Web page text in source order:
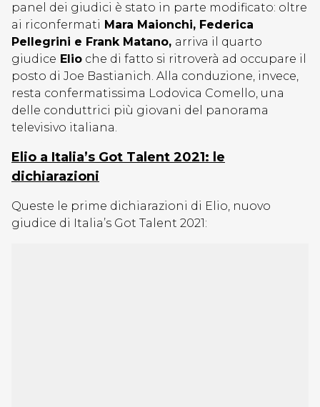
panel dei giudici è stato in parte modificato: oltre
ai riconfermati Mara Maionchi, Federica
Pellegrini e Frank Matano, arriva il quarto
giudice Elio che di fatto si ritroverà ad occupare il
posto di Joe Bastianich. Alla conduzione, invece,
resta confermatissima Lodovica Comello, una
delle conduttrici più giovani del panorama
televisivo italiana.
Elio a Italia’s Got Talent 2021: le
dichiarazioni
Queste le prime dichiarazioni di Elio, nuovo
giudice di Italia’s Got Talent 2021: